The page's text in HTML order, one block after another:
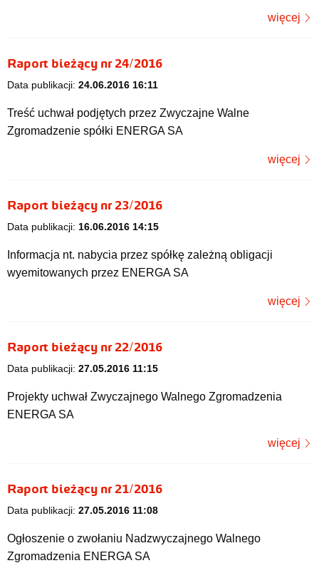
więcej
Raport bieżący nr 24/2016
Data publikacji: 24.06.2016 16:11
Treść uchwał podjętych przez Zwyczajne Walne
Zgromadzenie spółki ENERGA SA
więcej
Raport bieżący nr 23/2016
Data publikacji: 16.06.2016 14:15
Informacja nt. nabycia przez spółkę zależną obligacji
wyemitowanych przez ENERGA SA
więcej
Raport bieżący nr 22/2016
Data publikacji: 27.05.2016 11:15
Projekty uchwał Zwyczajnego Walnego Zgromadzenia
ENERGA SA
więcej
Raport bieżący nr 21/2016
Data publikacji: 27.05.2016 11:08
Ogłoszenie o zwołaniu Nadzwyczajnego Walnego
Zgromadzenia ENERGA SA